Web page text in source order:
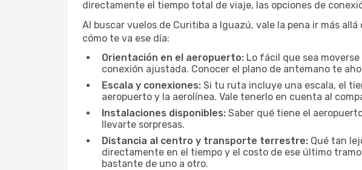
directamente el tiempo total de viaje, las opciones de
Al buscar vuelos de Curitiba a Iguazú, vale la pena ir más
cómo te va ese día:
Orientación en el aeropuerto: Lo fácil que sea
conexión ajustada. Conocer el plano de antemano te
Escala y conexiones: Si tu ruta incluye una escala, el
aeropuerto y la aerolínea. Vale tenerlo en cuenta al
Instalaciones disponibles: Saber qué tiene el
llevarte sorpresas.
Distancia al centro y transporte terrestre: Qué tan
directamente en el tiempo y el costo de ese último
bastante de uno a otro.